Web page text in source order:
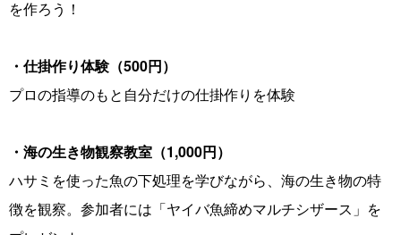
を作ろう！
・仕掛作り体験（500円）
プロの指導のもと自分だけの仕掛作りを体験
・海の生き物観察教室（1,000円）
ハサミを使った魚の下処理を学びながら、海の生き物の特
徴を観察。参加者には「ヤイバ魚締めマルチシザース」を